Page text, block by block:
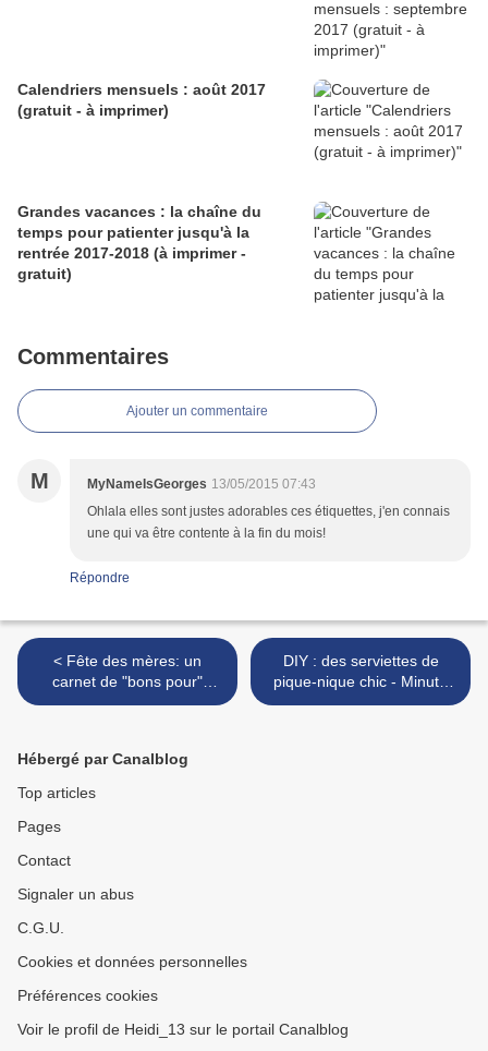
Calendriers mensuels : août 2017
(gratuit - à imprimer)
Grandes vacances : la chaîne du
temps pour patienter jusqu'à la
rentrée 2017-2018 (à imprimer -
gratuit)
Commentaires
Ajouter un commentaire
M MyNameIsGeorges 13/05/2015 07:43
Ohlala elles sont justes adorables ces étiquettes, j'en connais
une qui va être contente à la fin du mois!
Répondre
< Fête des mères: un
carnet de "bons pour"
(gratuit - à imprimer)
DIY : des serviettes de
pique-nique chic - Minute
Papillon >
Hébergé par Canalblog
Top articles
Pages
Contact
Signaler un abus
C.G.U.
Cookies et données personnelles
Préférences cookies
Voir le profil de Heidi_13 sur le portail Canalblog